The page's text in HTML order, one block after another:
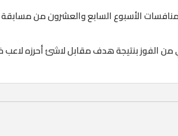
الأسبوع السابع والعشرون من مسابقة
من الفوز بنتيجة هدف مقابل لاشئ أحرزه لاعب